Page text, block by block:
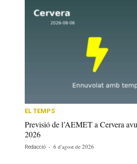
EL TEMPS
Previsió de l’AEMET a Cervera
2026
Redacció - 6 d'agost de 2026